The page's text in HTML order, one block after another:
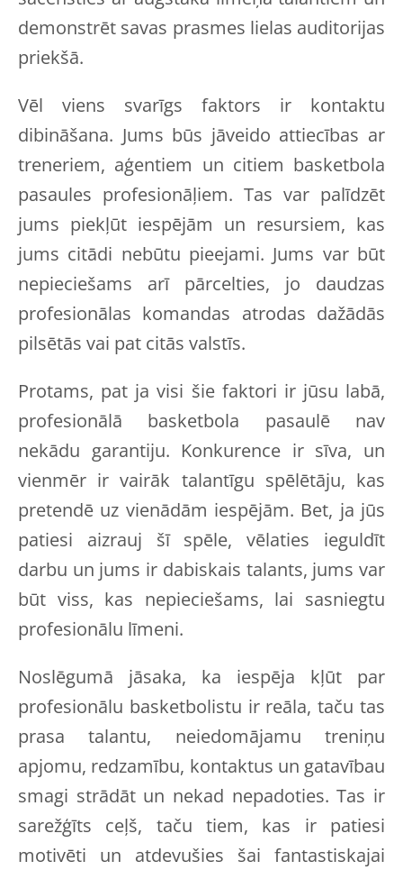
demonstrēt savas prasmes lielas auditorijas
priekšā.
Vēl viens svarīgs faktors ir kontaktu
dibināšana. Jums būs jāveido attiecības ar
treneriem, aģentiem un citiem basketbola
pasaules profesionāļiem. Tas var palīdzēt
jums piekļūt iespējām un resursiem, kas
jums citādi nebūtu pieejami. Jums var būt
nepieciešams arī pārcelties, jo daudzas
profesionālas komandas atrodas dažādās
pilsētās vai pat citās valstīs.
Protams, pat ja visi šie faktori ir jūsu labā,
profesionālā basketbola pasaulē nav
nekādu garantiju. Konkurence ir sīva, un
vienmēr ir vairāk talantīgu spēlētāju, kas
pretendē uz vienādām iespējām. Bet, ja jūs
patiesi aizrauj šī spēle, vēlaties ieguldīt
darbu un jums ir dabiskais talants, jums var
būt viss, kas nepieciešams, lai sasniegtu
profesionālu līmeni.
Noslēgumā jāsaka, ka iespēja kļūt par
profesionālu basketbolistu ir reāla, taču tas
prasa talantu, neiedomājamu treniņu
apjomu, redzamību, kontaktus un gatavībau
smagi strādāt un nekad nepadoties. Tas ir
sarežģīts ceļš, taču tiem, kas ir patiesi
motivēti un atdevušies šai fantastiskajai